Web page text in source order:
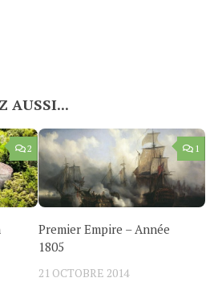
AUSSI...
2 1
Premier Empire – Année
1805
21 OCTOBRE 2014